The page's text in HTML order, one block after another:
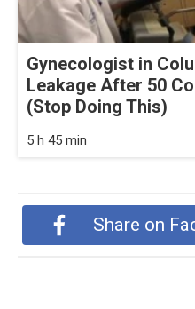
Gynecologist in
Leakage After 50
(Stop Doing This)
5 h 45 min
Share on